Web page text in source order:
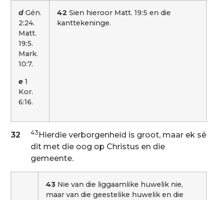
dGén.
2:24.
Matt.
19:5.
Mark.
10:7.
e 1
Kor.
6:16.
42 Sien hieroor Matt. 19:5 en die
kanttekeninge.
32 43 Hierdie verborgenheid is groot, maar ek sê
dit met die oog op Christus en die
gemeente.
43 Nie van die liggaamlike huwelik nie,
maar van die geestelike huwelik en die